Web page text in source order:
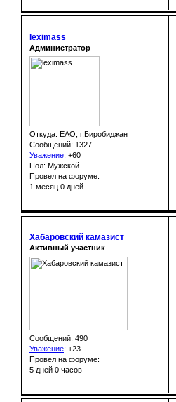
leximass
Администратор
Откуда: ЕАО, г.Биробиджан
Сообщений: 1327
Уважение: +60
Пол: Мужской
Провел на форуме:
1 месяц 0 дней
Хабаровский камазист
Активный участник
Сообщений: 490
Уважение: +23
Провел на форуме:
5 дней 0 часов